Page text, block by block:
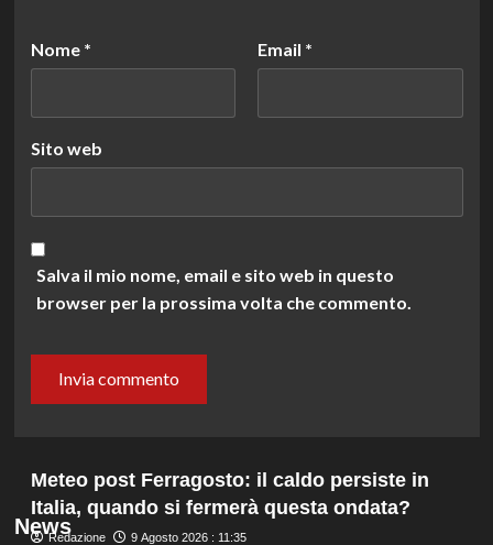
Nome * Email *
Sito web
Salva il mio nome, email e sito web in questo
browser per la prossima volta che commento.
News
Meteo post Ferragosto: il caldo persiste in
Italia, quando si fermerà questa ondata?
Redazione 9 Agosto 2026 : 11:35